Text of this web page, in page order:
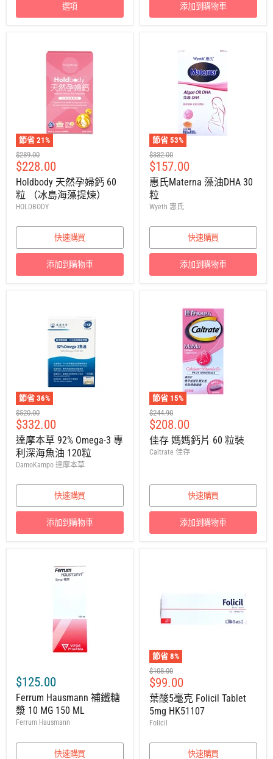
選項 添加到購物車
節省 21%
建
議
零
售
價
$289.00
售
價
$228.00
Holdbody 天然孕婦鈣 60
粒 （冰島海藻提煉）
HOLDBODY
快速購買
添加到購物車
節省 53%
建
議
零
售
價
$332.00
售
價
$157.00
惠氏Materna 藻油DHA 30
粒
Wyeth 惠氏
快速購買
添加到購物車
節省 36%
建
議
零
售
價
$520.00
售
價
$332.00
達摩本草 92% Omega-3 專
利深海魚油 120粒
DamoKampo 達摩本草
快速購買
添加到購物車
節省 15%
建
議
零
售
價
$244.90
售
價
$208.00
佳存 媽媽鈣片 60 粒裝
Caltrate 佳存
快速購買
添加到購物車
$125.00
Ferrum Hausmann 補鐵糖
漿 10 MG 150 ML
Ferrum Hausmann
快速購買
節省 8%
建
議
零
售
價
$108.00
售
價
$99.00
葉酸5毫克 Folicil Tablet
5mg HK51107
Folicil
快速購買